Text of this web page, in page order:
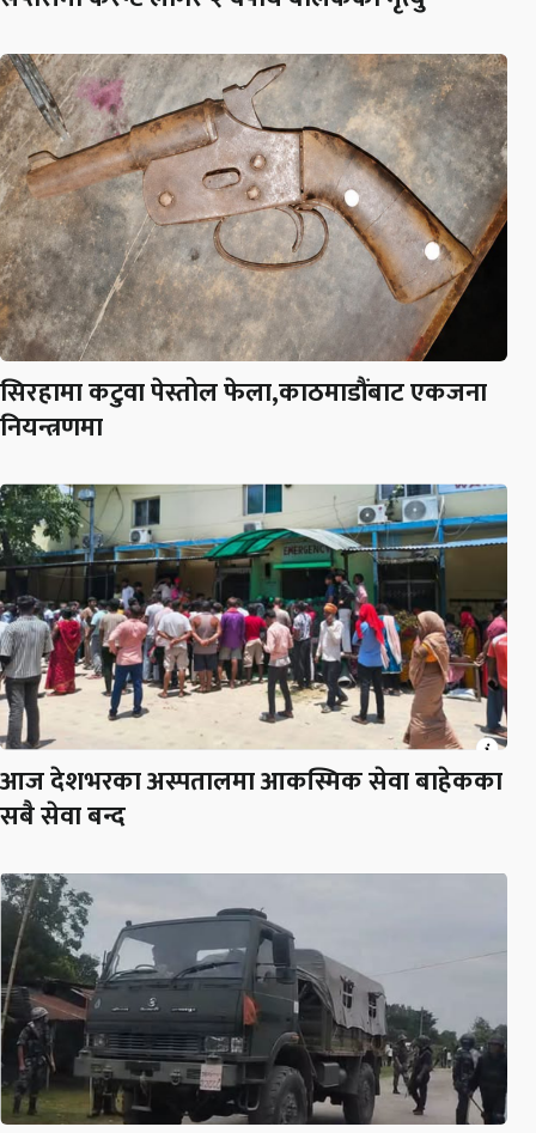
सिरहामा कटुवा पेस्तोल फेला,काठमाडौंबाट एकजना
नियन्त्रणमा
आज देशभरका अस्पतालमा आकस्मिक सेवा बाहेकका
सबै सेवा बन्द